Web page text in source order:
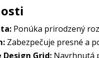
Ponúka prirodzený
Zabezpečuje presné a
Grid: Navrhnutá